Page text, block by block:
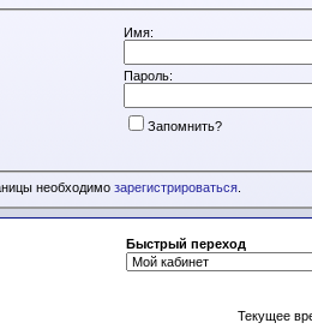
Имя:
Пароль:
Запомнить?
необходимо зарегистрироваться
Быстрый переход
Текущее